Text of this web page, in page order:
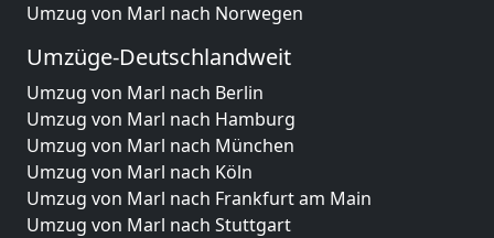
Umzug von Marl nach Norwegen
Umzüge-Deutschlandweit
Umzug von Marl nach Berlin
Umzug von Marl nach Hamburg
Umzug von Marl nach München
Umzug von Marl nach Köln
Umzug von Marl nach Frankfurt am Main
Umzug von Marl nach Stuttgart